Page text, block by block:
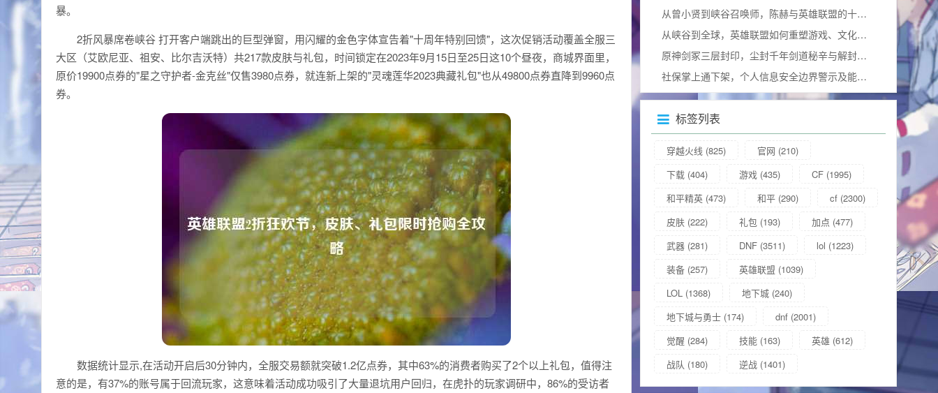
暴。
2折风暴席卷峡谷 打开客户端跳出的巨型弹窗，用闪耀的金色字体宣告着"十周年特别回馈"，这次促销活动覆盖全服三
大区（艾欧尼亚、祖安、比尔吉沃特）共217款皮肤与礼包，时间锁定在2023年9月15日至25日这10个昼夜，商城界面里，
原价19900点券的"星之守护者-金克丝"仅售3980点券，就连新上架的"灵魂莲华2023典藏礼包"也从49800点券直降到9960点
券。
数据统计显示,在活动开启后30分钟内，全服交易额就突破1.2亿点券，其中63%的消费者购买了2个以上礼包，值得注
意的是，有37%的账号属于回流玩家，这意味着活动成功吸引了大量退坑用户回归，在虎扑的玩家调研中，86%的受访者
从曾小贤到峡谷召唤师，陈赫与英雄联盟的十年羁绊及综艺情缘
从峡谷到全球，英雄联盟如何重塑游戏、文化与社会及影响力更大选手
原神剑冢三层封印，尘封千年剑道秘辛与解封全攻略
社保掌上通下架，个人信息安全边界警示及能否重新下载的疑问
标签列表
穿越火线 (825) 官网 (210)
下载 (404) 游戏 (435) CF (1995)
和平精英 (473) 和平 (290) cf (2300)
皮肤 (222) 礼包 (193) 加点 (477)
武器 (281) DNF (3511) lol (1223)
装备 (257) 英雄联盟 (1039)
LOL (1368) 地下城 (240)
地下城与勇士 (174) dnf (2001)
觉醒 (284) 技能 (163) 英雄 (612)
战队 (180) 逆战 (1401)